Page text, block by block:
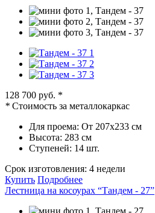
128 700 руб. *
* Стоимость за металлокаркас
Для проема: От 207х233 см
Высота: 283 см
Ступеней: 14 шт.
Срок изготовления: 4 недели
Купить Подробнее
Лестница на косоурах “Тандем - 27”